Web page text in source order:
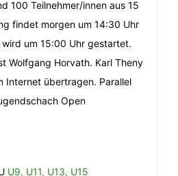
100 Teilnehmer/innen aus 15
findet morgen um 14:30 Uhr
um 15:00 Uhr gestartet.
Wolfgang Horvath. Karl Theny
Internet übertragen. Parallel
Open
U9, U11, U13, U15